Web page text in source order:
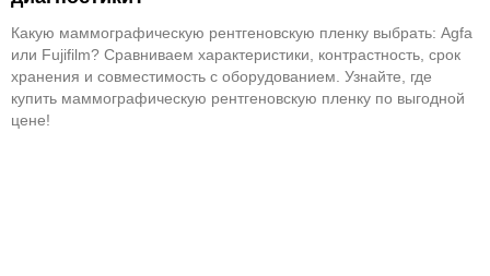
Какую маммографическую рентгеновскую пленку выбрать: Agfa
или Fujifilm? Сравниваем характеристики, контрастность, срок
хранения и совместимость с оборудованием. Узнайте, где
купить маммографическую рентгеновскую пленку по выгодной
цене!